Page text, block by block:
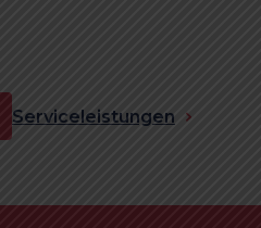
Serviceleistungen